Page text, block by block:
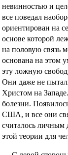
невинностью и
все поведал
ориентирован на
основе которой
на половую связь
основана на этом
эту ложную
Они даже не
Христом на
болезни.
США, и все они
считалось личным
этой теории для